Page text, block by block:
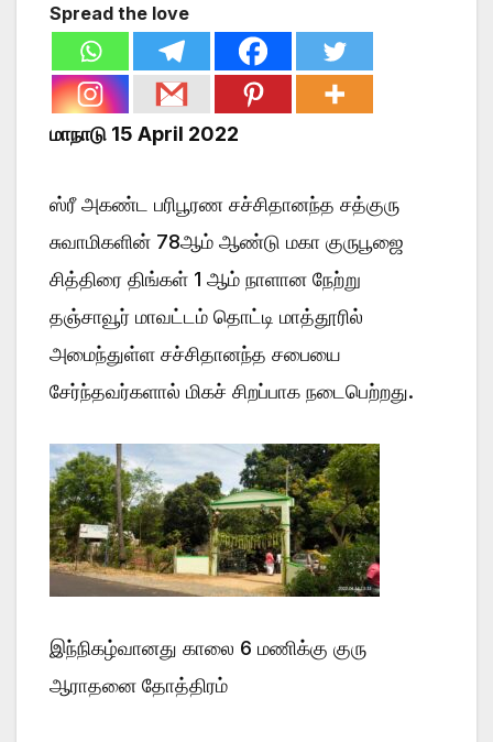
Spread the love
மாநாடு 15 April 2022
ஸ்ரீ அகண்ட பரிபூரண சச்சிதானந்த சத்குரு
சுவாமிகளின் 78ஆம் ஆண்டு மகா குருபூஜை
சித்திரை திங்கள் 1 ஆம் நாளான நேற்று
தஞ்சாவூர் மாவட்டம் தொட்டி மாத்தூரில்
அமைந்துள்ள சச்சிதானந்த சபையை
சேர்ந்தவர்களால் மிகச் சிறப்பாக நடைபெற்றது.
இந்நிகழ்வானது காலை 6 மணிக்கு குரு
ஆராதனை தோத்திரம்